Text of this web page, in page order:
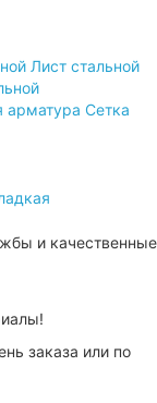
Лист стальной
арматура Сетка